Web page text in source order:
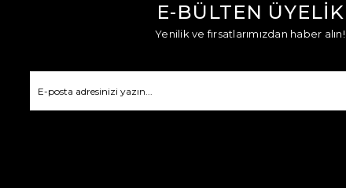
E-BÜLTEN ÜYELİK
Yenilik ve fırsatlarımızdan haber alın!